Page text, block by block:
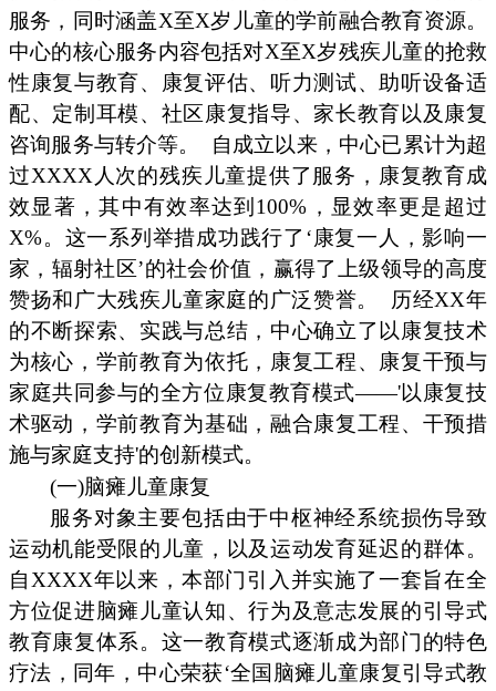
服务，同时涵盖X至X岁儿童的学前融合教育资源。
中心的核心服务内容包括对X至X岁残疾儿童的抢救
性康复与教育、康复评估、听力测试、助听设备适
配、定制耳模、社区康复指导、家长教育以及康复
咨询服务与转介等。
自成立以来，中心已累计为超
过XXXX人次的残疾儿童提供了服务，康复教育成
效显著，其中有效率达到100%，显效率更是超过
X%。这一系列举措成功践行了‘康复一人，影响一
家，辐射社区’的社会价值，赢得了上级领导的高度
赞扬和广大残疾儿童家庭的广泛赞誉。
历经XX年
的不断探索、实践与总结，中心确立了以康复技术
为核心，学前教育为依托，康复工程、康复干预与
家庭共同参与的全方位康复教育模式——'以康复技
术驱动，学前教育为基础，融合康复工程、干预措
施与家庭支持'的创新模式。
(一)脑瘫儿童康复
服务对象主要包括由于中枢神经系统损伤导致
运动机能受限的儿童，以及运动发育延迟的群体。
自XXXX年以来，本部门引入并实施了一套旨在全
方位促进脑瘫儿童认知、行为及意志发展的引导式
教育康复体系。这一教育模式逐渐成为部门的特色
疗法，同年，中心荣获‘全国脑瘫儿童康复引导式教